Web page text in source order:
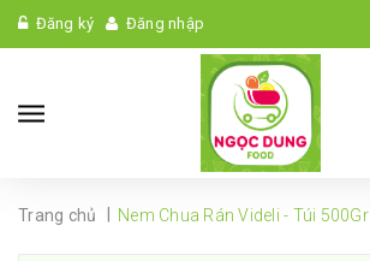
Đăng ký Đăng nhập
Trang chủ Nem Chua Rán Videli - Túi 500Gr